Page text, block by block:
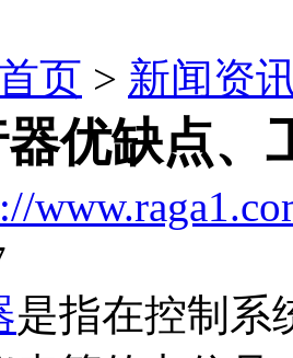
页 > 新闻资
优缺点、
是指在控制系